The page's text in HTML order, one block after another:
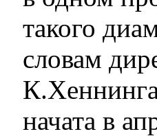
такого
словам
начата в